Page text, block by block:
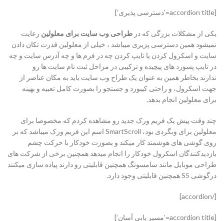
[accordion title=’دسترسی پذیری’]
یکی از مشکلات بزرگی که در طراحی وب سایت برای معلولین رعایت
نمیشود همین دسترسی پزیری میباشد ، خیلی از معلولین قدرت تکان دادن
سایت و اسکرول کردن یا تایپ کردن چه در فرم ها و چه آدرس سایت و چه
در تایپ پسورد های پیچیده و ترکیبی در مراحل ثبت نام سایت ها رو
ندارند بخاطر همین به عنوان یک طراح وب سایت باید به مکان عناصر از
جهت اسکرول، و راحتی کیبورد و جستجو را بصورت کامل تعبیه و بهینه
برای معلولین انجام بدهد.
چند وقت پیش یک فریم ورک جدید رو مشاهده کردم که مخصوصا برای
معلولین برای وبگردی بود، SmartScroll اسم این فریم ورک میباشد که بر
روی گوشی های هوشمند کار میکند و بصورت خودکار با حرکت چشم
بازدیدکنندگان اسکرول خودکار را انجام میدهد همچنین برخی از شرکت های
طراحی موبایل مانند سامسونگ همچنین قابلیتی رو دارند پیاده سازی میکنند
درگوشی S5 همچنین قابلیتی وجود دارد.
[/accordion]
[accordion title=’مسیر یابی آسان’]